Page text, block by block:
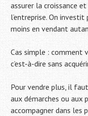
assurer la croissance
l’entreprise. On
moins en vendant
Cas simple : comment
c’est-à-dire sans
Pour vendre plus, il
aux démarches ou aux
accompagner dans les